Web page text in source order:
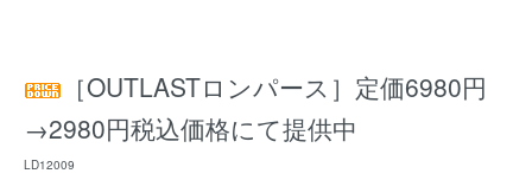
［OUTLASTロンパース］定価6980円
→2980円税込価格にて提供中
LD12009